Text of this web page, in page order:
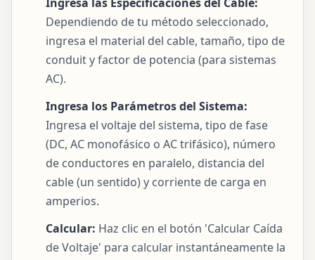
Dependiendo de tu método seleccionado,
ingresa el material del cable, tamaño, tipo de
conduit y factor de potencia (para sistemas
AC).
Ingresa los Parámetros del Sistema:
Ingresa el voltaje del sistema, tipo de fase
(DC, AC monofásico o AC trifásico), número
de conductores en paralelo, distancia del
cable (un sentido) y corriente de carga en
amperios.
Calcular: Haz clic en el botón 'Calcular Caída
de Voltaje' para calcular instantáneamente la